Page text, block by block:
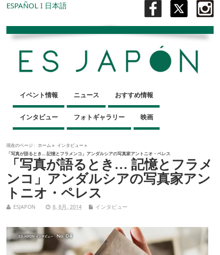
ESPAÑOL I 日本語
イベント情報 ニュース おすすめ情報
インタビュー フォトギャラリー 映画
現在のページ : ホーム » インタビュー»
「写真が語るとき… 記憶とフラメンコ」アンダルシアの写真家アントニオ・ペレス
「写真が語るとき… 記憶とフラメ
ンコ」アンダルシアの写真家アン
トニオ・ペレス
ESJAPON 8, 8月, 2014 インタビュー